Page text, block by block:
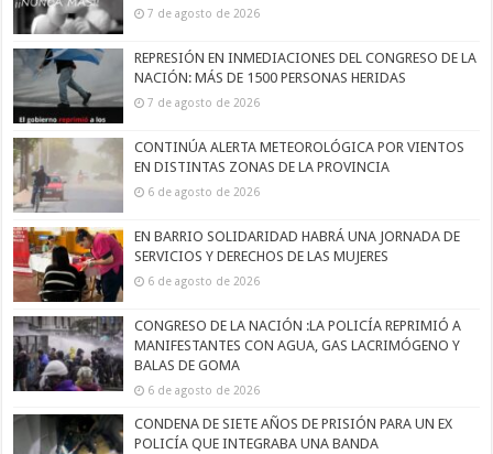
7 de agosto de 2026
REPRESIÓN EN INMEDIACIONES DEL CONGRESO DE LA
NACIÓN: MÁS DE 1500 PERSONAS HERIDAS
7 de agosto de 2026
CONTINÚA ALERTA METEOROLÓGICA POR VIENTOS
EN DISTINTAS ZONAS DE LA PROVINCIA
6 de agosto de 2026
EN BARRIO SOLIDARIDAD HABRÁ UNA JORNADA DE
SERVICIOS Y DERECHOS DE LAS MUJERES
6 de agosto de 2026
CONGRESO DE LA NACIÓN :LA POLICÍA REPRIMIÓ A
MANIFESTANTES CON AGUA, GAS LACRIMÓGENO Y
BALAS DE GOMA
6 de agosto de 2026
CONDENA DE SIETE AÑOS DE PRISIÓN PARA UN EX
POLICÍA QUE INTEGRABA UNA BANDA